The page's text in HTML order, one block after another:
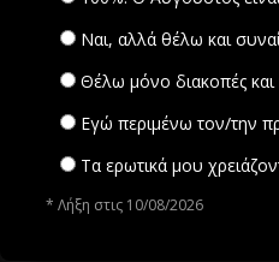
Ναι, αλλά θέλω και
Θέλω μόνο διακοπές και
Εγώ περιμένω τον/την
Τα ερωτικά μου
* Λήξη στις 10/08/2026